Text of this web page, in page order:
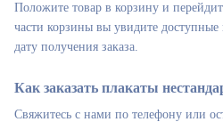
Положите товар в корзину и
части корзины вы увидите
дату получения заказа.
Как заказать плакаты
Свяжитесь с нами по телефону или